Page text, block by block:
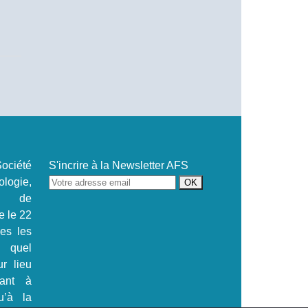
de
le 22
les
quel
lieu
à
la
S'incrire à la Newsletter AFS